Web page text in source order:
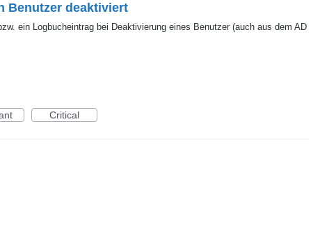
Benutzer deaktiviert
ein Logbucheintrag bei Deaktivierung eines Benutzer (auch aus dem AD
Critical